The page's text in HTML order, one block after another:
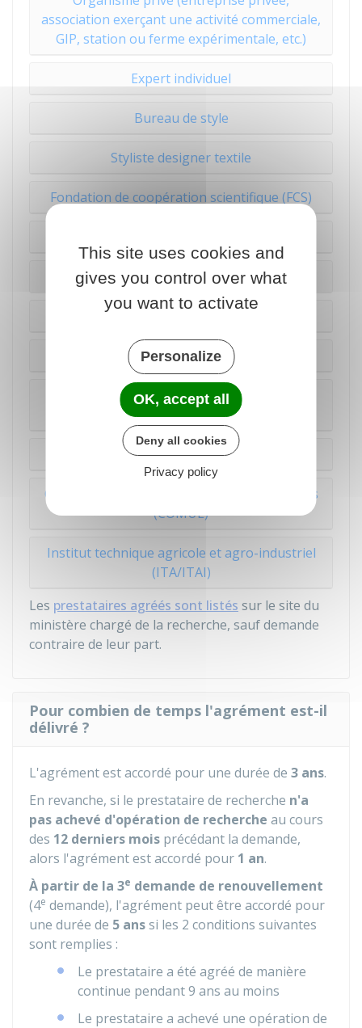
association exerçant une activité commerciale,
GIP, station ou ferme expérimentale, etc.)
Expert individuel
Bureau de style
Styliste designer textile
Fondation de coopération scientifique (FCS)
Structure adossée
Centre de ressources technologiques (CRT)
Structure de recherche sous contrat (SRC)
Organisme public ou recherche ou assimilé
(OPR)
Établissement d'enseignement supérieur
Communauté d'universités et établissements
(COMUE)
Institut technique agricole et agro-industriel
(ITA/ITAI)
Les prestataires agréés sont listés sur le site du
ministère chargé de la recherche, sauf demande
contraire de leur part.
Pour combien de temps l'agrément est-il
délivré ?
L'agrément est accordé pour une durée de 3 ans.
En revanche, si le prestataire de recherche n'a
pas achevé d'opération de recherche au cours
des 12 derniers mois précédant la demande,
alors l'agrément est accordé pour 1 an.
À partir de la 3e demande de renouvellement
(4e demande), l'agrément peut être accordé pour
une durée de 5 anssi les 2 conditions suivantes
sont remplies :
Le prestataire a été agréé de manière
continue pendant 9 ans au moins
Le prestataire a achevé une opération de
This site uses cookies and
gives you control over what
you want to activate
Personalize
OK, accept all
Deny all cookies
Privacy policy